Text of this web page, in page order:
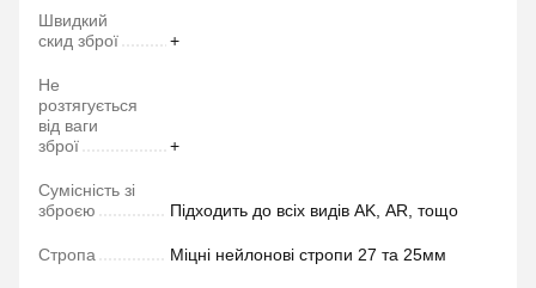
Швидкий
скид зброї
+
Не
розтягується
від ваги
зброї
+
Сумісність зі
зброєю
Підходить до всіх видів AK, АR, тощо
Стропа Міцні нейлонові стропи 27 та 25мм